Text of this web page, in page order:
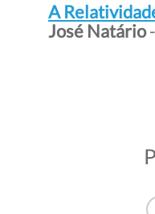
A
José Natário